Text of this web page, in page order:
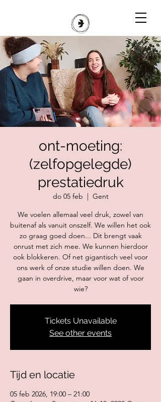
ont-moeting:
(zelfopgelegde)
prestatiedruk
do 05 feb
  |
Gent
We voelen allemaal veel druk, zowel van
buitenaf als vanuit onszelf. We willen het ook
zo graag goed doen... Dit brengt vaak
onrust met zich mee. We kunnen hierdoor
ook blokkeren. Of net gigantisch veel voor
ons werk of onze studie willen doen. We
gaan in overdrive, maar voor wat of voor
wie?
Tickets Unavailable
See other events
Tijd en locatie
05 feb 2026, 19:00 – 21:00